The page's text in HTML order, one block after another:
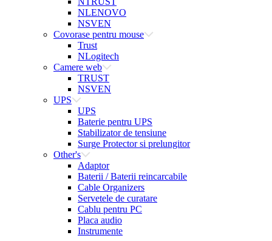
NLENOVO
NSVEN
Covorase pentru mouse
Trust
NLogitech
Camere web
TRUST
NSVEN
UPS
UPS
Baterie pentru UPS
Stabilizator de tensiune
Surge Protector si prelungitor
Other's
Adaptor
Baterii / Baterii reincarcabile
Cable Organizers
Servetele de curatare
Cablu pentru PC
Placa audio
Instrumente